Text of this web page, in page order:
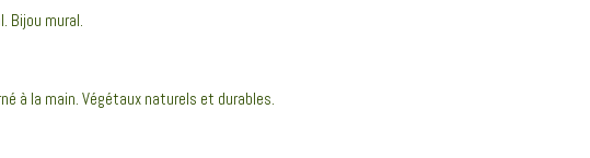
Bijou mural.
à la main. Végétaux naturels et durables.